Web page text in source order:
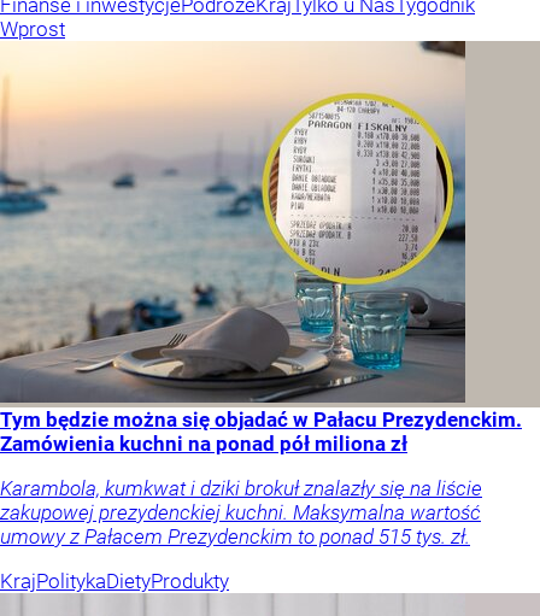
Wprost
Tym będzie można się objadać w Pałacu Prezydenckim.
Zamówienia kuchni na ponad pół miliona zł
Karambola, kumkwat i dziki brokuł znalazły się na liście
zakupowej prezydenckiej kuchni. Maksymalna wartość
umowy z Pałacem Prezydenckim to ponad 515 tys. zł.
KrajPolitykaDietyProdukty